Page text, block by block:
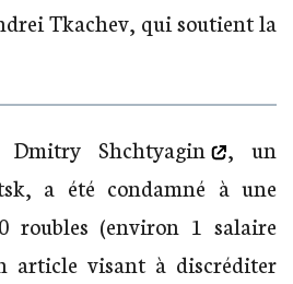
Tkachev, qui soutient la
Dmitry Shchtyagin
, un
a été condamné à une
roubles (environ 1 salaire
article visant à discréditer